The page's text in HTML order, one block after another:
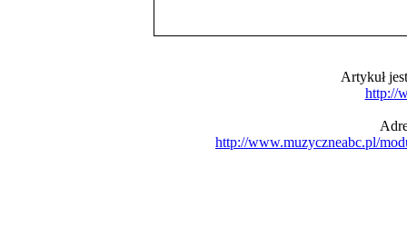
Artykuł
http://
http://www.muzyczneabc.pl/